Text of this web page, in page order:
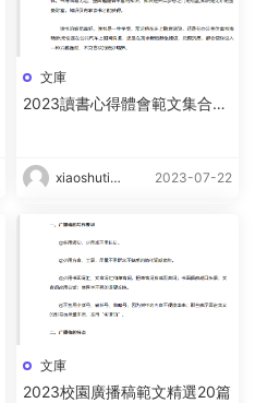
文庫
2023讀書心得體會範文集合15
xiaoshutin
2023-07-22
文庫
2023校園廣播稿範文精選20篇